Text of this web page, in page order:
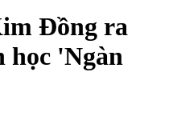
Đồng ra
học 'Ngàn